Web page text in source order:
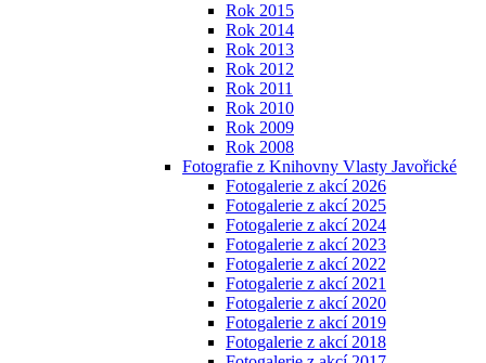
Rok 2015
Rok 2014
Rok 2013
Rok 2012
Rok 2011
Rok 2010
Rok 2009
Rok 2008
Fotografie z Knihovny Vlasty Javořické
Fotogalerie z akcí 2026
Fotogalerie z akcí 2025
Fotogalerie z akcí 2024
Fotogalerie z akcí 2023
Fotogalerie z akcí 2022
Fotogalerie z akcí 2021
Fotogalerie z akcí 2020
Fotogalerie z akcí 2019
Fotogalerie z akcí 2018